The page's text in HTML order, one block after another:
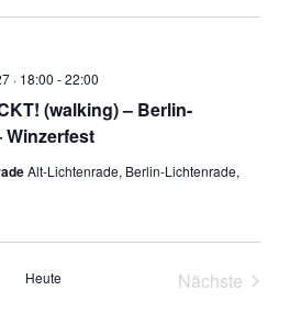
(walking) – Berlin-
Winzerfest
· 18:00 -22:00
Alt-Lichtenrade, Berlin-Lichtenrade,
Heute
Nächste